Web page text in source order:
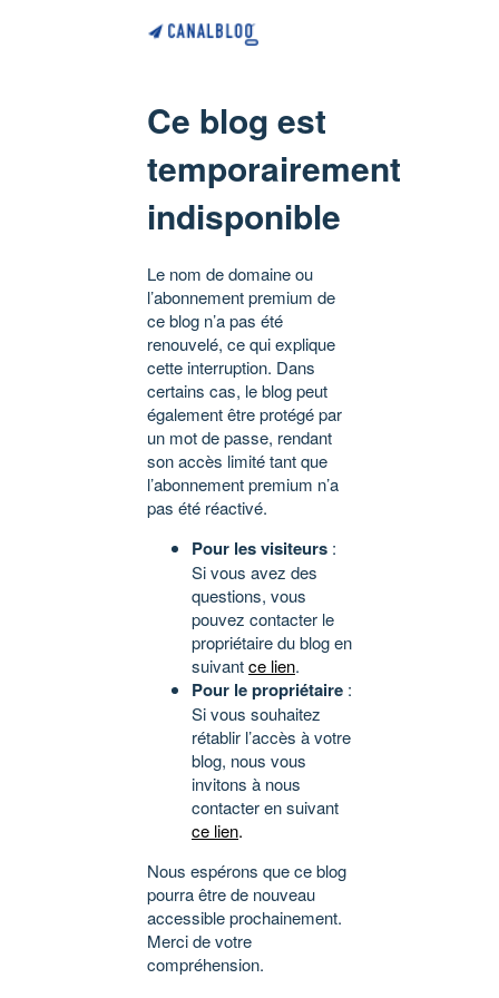
Ce blog est
temporairement
indisponible
Le nom de domaine ou
l’abonnement premium de
ce blog n’a pas été
renouvelé, ce qui explique
cette interruption. Dans
certains cas, le blog peut
également être protégé par
un mot de passe, rendant
son accès limité tant que
l’abonnement premium n’a
pas été réactivé.
Pour les visiteurs :
Si vous avez des
questions, vous
pouvez contacter le
propriétaire du blog en
suivantce lien.
Pour le propriétaire :
Si vous souhaitez
rétablir l’accès à votre
blog, nous vous
invitons à nous
contacter en suivant
ce lien.
Nous espérons que ce blog
pourra être de nouveau
accessible prochainement.
Merci de votre
compréhension.